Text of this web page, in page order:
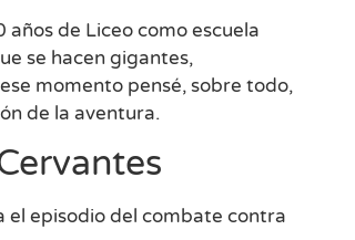
de Liceo como escuela
se hacen gigantes,
momento pensé, sobre todo,
de la aventura.
el episodio del combate contra